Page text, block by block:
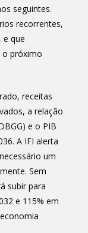
seguintes.
recorrentes,
e que
o próximo
receitas
a relação
e o PIB
A IFI alerta
um
Sem
subir para
e 115% em